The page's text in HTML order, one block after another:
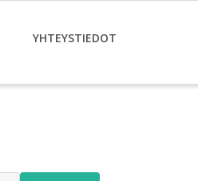
YHTEYSTIEDOT